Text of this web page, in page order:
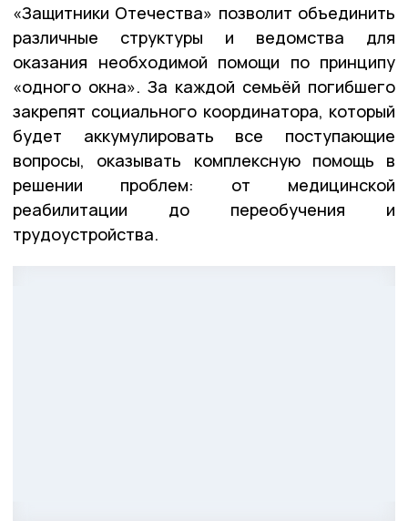
«Защитники Отечества» позволит объединить
различные структуры и ведомства для
оказания необходимой помощи по принципу
«одного окна». За каждой семьёй погибшего
закрепят социального координатора, который
будет аккумулировать все поступающие
вопросы, оказывать комплексную помощь в
решении проблем: от медицинской
реабилитации до переобучения и
трудоустройства.